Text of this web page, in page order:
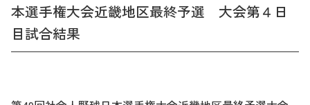
本選手権大会近畿地区最終予選 大会第４日
目試合結果